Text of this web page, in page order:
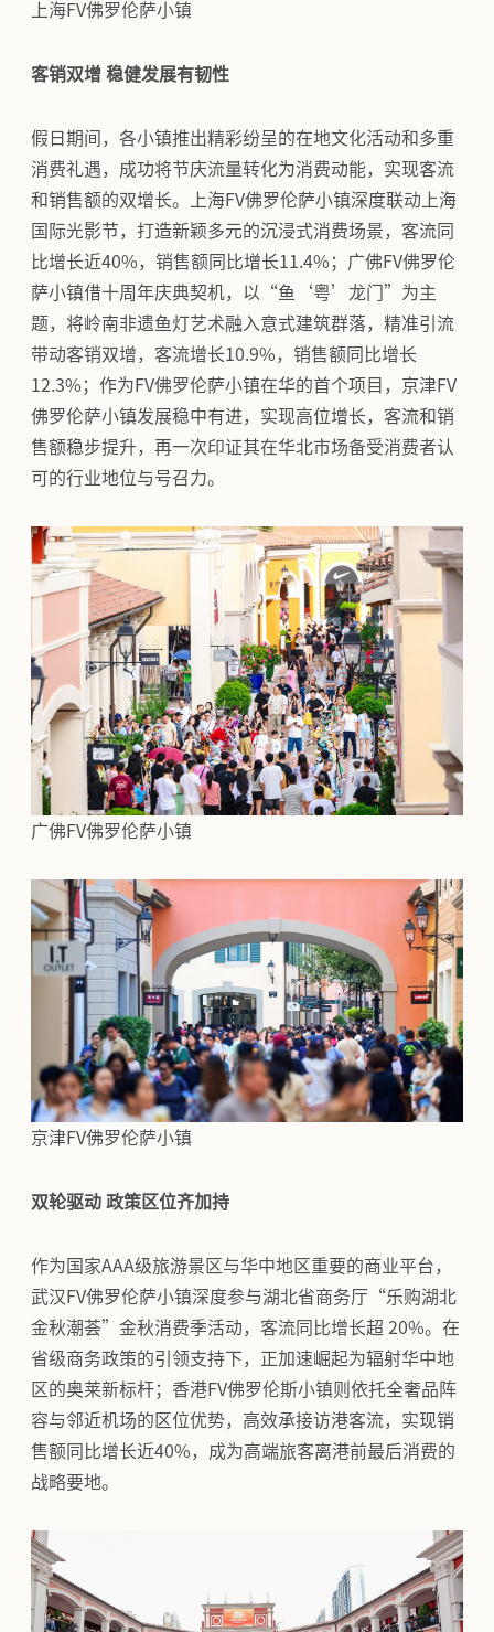
上海FV佛罗伦萨小镇
客销双增 稳健发展有韧性
假日期间，各小镇推出精彩纷呈的在地文化活动和多重
消费礼遇，成功将节庆流量转化为消费动能，实现客流
和销售额的双增长。上海FV佛罗伦萨小镇深度联动上海
国际光影节，打造新颖多元的沉浸式消费场景，客流同
比增长近40%，销售额同比增长11.4%；广佛FV佛罗伦
萨小镇借十周年庆典契机，以“鱼‘粤’龙门”为主
题，将岭南非遗鱼灯艺术融入意式建筑群落，精准引流
带动客销双增，客流增长10.9%，销售额同比增长
12.3%；作为FV佛罗伦萨小镇在华的首个项目，京津FV
佛罗伦萨小镇发展稳中有进，实现高位增长，客流和销
售额稳步提升，再一次印证其在华北市场备受消费者认
可的行业地位与号召力。
广佛FV佛罗伦萨小镇
京津FV佛罗伦萨小镇
双轮驱动 政策区位齐加持
作为国家AAA级旅游景区与华中地区重要的商业平台，
武汉FV佛罗伦萨小镇深度参与湖北省商务厅“乐购湖北
金秋潮荟”金秋消费季活动，客流同比增长超 20%。在
省级商务政策的引领支持下，正加速崛起为辐射华中地
区的奥莱新标杆；香港FV佛罗伦斯小镇则依托全奢品阵
容与邻近机场的区位优势，高效承接访港客流，实现销
售额同比增长近40%，成为高端旅客离港前最后消费的
战略要地。